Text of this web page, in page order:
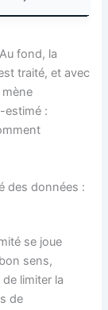
fond, la
traité, et avec
mène
estimé :
des données :
se joue
sens,
limiter la
de